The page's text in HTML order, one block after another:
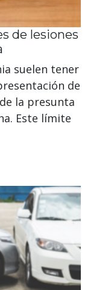
de lesiones
suelen tener
de
la presunta
Este límite